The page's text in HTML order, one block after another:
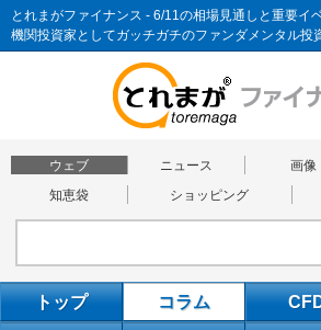
機関投資家としてガッチガチのファンダメンタル
ウェブ ニュース 画像
知恵袋
ショッピング
トップ コラム